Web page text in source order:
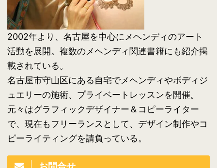
2002年より、名古屋を中心にメヘンディのアート
活動を展開。複数のメヘンディ関連書籍にも紹介掲
載されている。
名古屋市守山区にある自宅でメヘンディやボディジ
ュエリーの施術、プライベートレッスンを開催。
元々はグラフィックデザイナー＆コピーライター
で、現在もフリーランスとして、デザイン制作やコ
ピーライティングを請負っている。